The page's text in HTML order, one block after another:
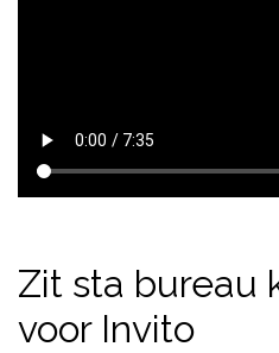
Zit sta bureau
voor Invito